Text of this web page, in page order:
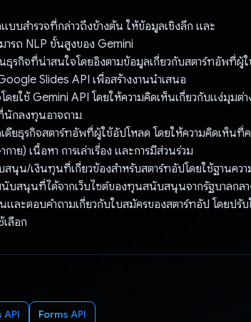
บบสํารวจที่กล่าวถึงข้างต้น ให้ข้อมูลเชิงลึก และ
ารถ NLP ขั้นสูงของ Gemini
ธุรกิจที่น่าสนใจโดยอิงตามข้อมูลเกี่ยวกับสตาร์ทอัพที่ผู้
Slides API เพื่อสร้างงานนำเสนอ
ดยใช้ Gemini API โดยให้ความคิดเห็นเกี่ยวกับแง่มุมต่า
นักลงทุนอาจถาม
เดียธุรกิจสตาร์ทอัพที่ผู้ใช้อัปโหลด โดยให้ความคิดเห็นที่
ย) เนื้อหา การเล่าเรื่อง และการมีส่วนร่วม
นุน/เงินทุนที่เกี่ยวข้องสำหรับสตาร์ทอัปโดยใช้ฐานคว
สนุนที่ได้จากเว็บไซต์ของทุนสนับสนุนจากรัฐบาลกลา
ละตอบคำถามเกี่ยวกับใบสมัครของสตาร์ทอัป โดยปรั
ลือก
API Forms API